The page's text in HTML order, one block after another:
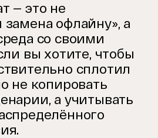
— это не
офлайну», а
со своими
вы хотите, чтобы
сплотил
не копировать
а учитывать